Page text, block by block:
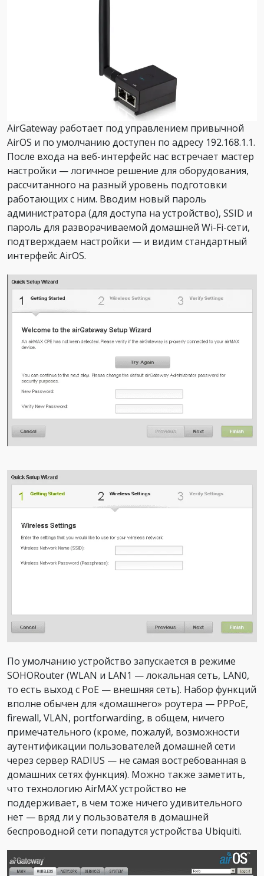
AirGateway работает под управлением привычной
AirOS и по умолчанию доступен по адресу 192.168.1.1.
После входа на веб-интерфейс нас встречает мастер
настройки — логичное решение для оборудования,
рассчитанного на разный уровень подготовки
работающих с ним. Вводим новый пароль
администратора (для доступа на устройство), SSID и
пароль для разворачиваемой домашней Wi-Fi-сети,
подтверждаем настройки — и видим стандартный
интерфейс AirOS.
По умолчанию устройство запускается в режиме
SOHORouter (WLAN и LAN1 — локальная сеть, LAN0,
то есть выход с PoE — внешняя сеть). Набор функций
вполне обычен для «домашнего» роутера — PPPoE,
firewall, VLAN, portforwarding, в общем, ничего
примечательного (кроме, пожалуй, возможности
аутентификации пользователей домашней сети
через сервер RADIUS — не самая востребованная в
домашних сетях функция). Можно также заметить,
что технологию AirMAX устройство не
поддерживает, в чем тоже ничего удивительного
нет — вряд ли у пользователя в домашней
беспроводной сети попадутся устройства Ubiquiti.